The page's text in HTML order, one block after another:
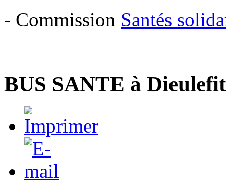
- Commission Santés
BUS SANTE à